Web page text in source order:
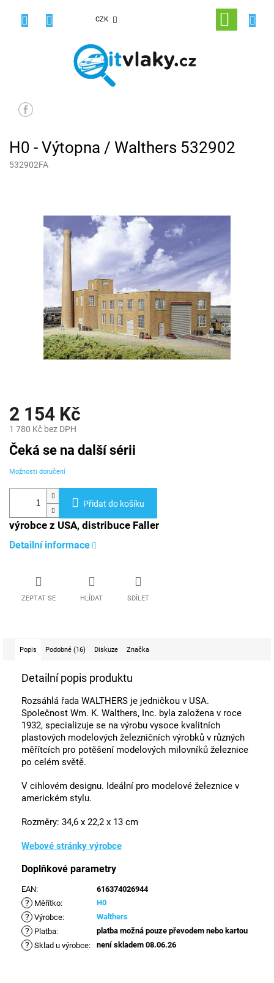
CZK
NÁKUPNÍ
KOŠÍK
H0 - Výtopna / Walthers 532902
532902FA
2 154 Kč
1 780 Kč bez DPH
Měrná
cena:
Čeká se na další sérii
Možnosti doručení
Přidat do košíku
výrobce z USA, distribuce Faller
Detailní informace
ZEPTAT SE HLÍDAT SDÍLET
Popis Podobné (16) Diskuze Značka
Detailní popis produktu
Rozsáhlá řada WALTHERS je jedničkou v USA.
Společnost Wm. K. Walthers, Inc. byla založena v roce
1932, specializuje se na výrobu vysoce kvalitních
plastových modelových železničních výrobků v různých
měřítcích pro potěšení modelových milovníků železnice
po celém světě.
V cihlovém designu. Ideální pro modelové železnice v
americkém stylu.
Rozměry: 34,6 x 22,2 x 13 cm
Webové stránky výrobce
Doplňkové parametry
EAN: 616374026944
? Měřítko: H0
? Výrobce: Walthers
? Platba: platba možná pouze převodem nebo kartou
? Sklad u výrobce: není skladem 08.06.26